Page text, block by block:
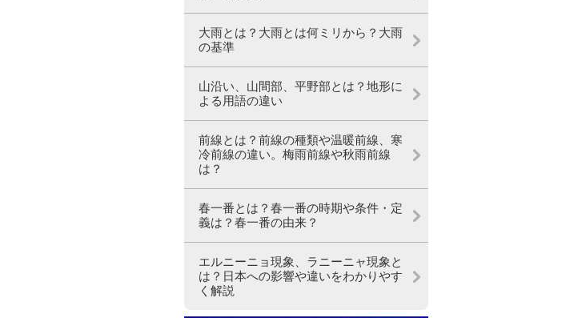
大雨とは？大雨とは何ミリから？大雨
の基準
山沿い、山間部、平野部とは？地形に
よる用語の違い
前線とは？前線の種類や温暖前線、寒
冷前線の違い。梅雨前線や秋雨前線
は？
春一番とは？春一番の時期や条件・定
義は？春一番の由来？
エルニーニョ現象、ラニーニャ現象と
は？日本への影響や違いをわかりやす
く解説